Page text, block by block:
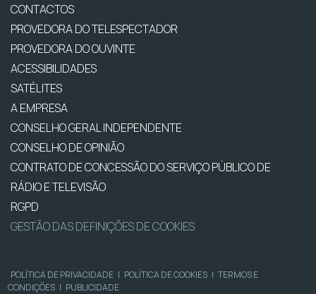
CONTACTOS
PROVEDORA DO TELESPECTADOR
PROVEDORA DO OUVINTE
ACESSIBILIDADES
SATÉLITES
A EMPRESA
CONSELHO GERAL INDEPENDENTE
CONSELHO DE OPINIÃO
CONTRATO DE CONCESSÃO DO SERVIÇO PÚBLICO DE
RÁDIO E TELEVISÃO
RGPD
GESTÃO DAS DEFINIÇÕES DE COOKIES
POLÍTICA DE PRIVACIDADE | POLÍTICA DE COOKIES | TERMOS E
CONDIÇÕES | PUBLICIDADE